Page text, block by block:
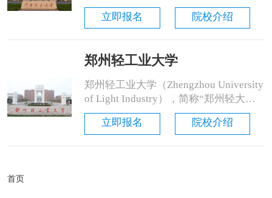
家“中西部高校基础能力建设工程（第
一期）”建设高校、河南省人民政府与
堂、福中矿务大学、私立焦作工学院、
作矿业学院等重要历史时期，1995年恢
复焦作工学......
立即报名 院校介绍
郑州轻工业大学
郑州轻工业大学（Zhengzhou University
of Light Industry），简称“郑州轻大
（ZZULI）”，位于河南省郑州市，学校
是河南省人民政府和国家烟草专卖局共
立即报名 院校介绍
首页